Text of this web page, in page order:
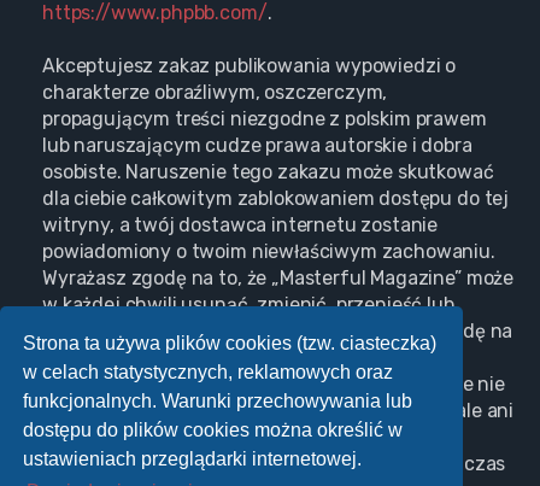
Strona ta używa plików cookies (tzw. ciasteczka)
w celach statystycznych, reklamowych oraz
funkcjonalnych. Warunki przechowywania lub
dostępu do plików cookies można określić w
ustawieniach przeglądarki internetowej.
https://www.phpbb.com/.
Akceptujesz zakaz publikowania wypowiedzi o
charakterze obraźliwym, oszczerczym,
propagującym treści niezgodne z polskim prawem
lub naruszającym cudze prawa autorskie i dobra
osobiste. Naruszenie tego zakazu może skutkować
dla ciebie całkowitym zablokowaniem dostępu do tej
witryny, a twój dostawca internetu zostanie
powiadomiony o twoim niewłaściwym zachowaniu.
Wyrażasz zgodę na to, że „Masterful Magazine” może
w każdej chwili usunąć, zmienić, przenieść lub
zamknąć każdy twój temat, post. Wyrażasz zgodę na
zapisywanie wszystkich podanych przez ciebie
informacji w naszej bazie danych. Informacje te nie
będą przekazywane nikomu bez twojej zgody, ale ani
„Masterful Magazine”, ani phpBB nie ponosi
odpowiedzialności za włamania do witryny, podczas